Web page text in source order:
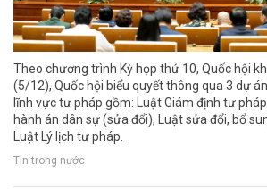
Theo chương trình Kỳ họp thứ 10, Quốc hội
(5/12), Quốc hội biểu quyết thông qua 3 dự
lĩnh vực tư pháp gồm: Luật Giám định tư
hành án dân sự (sửa đổi), Luật sửa đổi, bổ
Luật Lý lịch tư pháp.
Tin trong nước